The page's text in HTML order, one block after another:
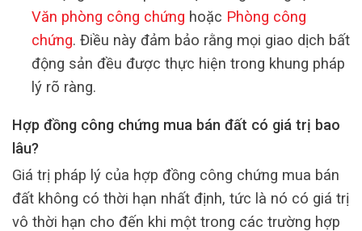
Văn phòng công chứng hoặc Phòng công
chứng. Điều này đảm bảo rằng mọi giao dịch bất
động sản đều được thực hiện trong khung pháp
lý rõ ràng.
Hợp đồng công chứng mua bán đất có giá trị bao
lâu?
Giá trị pháp lý của hợp đồng công chứng mua bán
đất không có thời hạn nhất định, tức là nó có giá trị
vô thời hạn cho đến khi một trong các trường hợp